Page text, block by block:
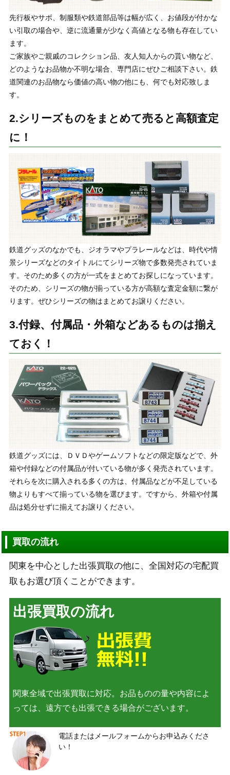
先行板やサボ、制服類や鉄道部品等は幅が広く、お値段が付かな
い引取の場合や、逆に流通量が少なく高値となる物も存在してい
ます。
ご家族やご親戚のコレクション品、友人知人からの貰い物など、
どのようなお品物か不明な場合、専門店にぜひご相談下さい。鉄
道関連のお品物なら価値の高い物の他にも、何でも対応致しま
す。
2.シリーズものをまとめて売ると高額査定
に！
鉄道グッズのなかでも、ジオラマやプラレールなどは、時代や情
景シリーズなどのタイトルにてシリーズ物で多数発売されていま
す。そのため多くの方が一式をまとめてお探しになっています。
そのため、シリーズの物が揃っている方が高額な査定金額に繋が
ります。ぜひシリーズの物はまとめてお譲りください。
3.付録、付属品・外箱などあるものは揃え
ておく！
鉄道グッズには、ＤＶＤやゲームソフトなどの限定版などで、外
箱や付録などの付属品が付いている物が多く発売されています。
それらを次に購入される多くの方は、付属品などが不足している
物よりもすべて揃っている物を選びます。ですから、外箱や付属
品は処分せずに揃えてお譲りください。
買取の流れ
関東を中心とした出張買取の他に、全国対応の宅配買
取もお選び頂くことができます。
出張買取の流れ
関東全域で出張買取に対応。お品ものの量や内容によ
っては、遠方でも出張できる場合がございます。
電話またはメールフォームからお申込みくださ
い！